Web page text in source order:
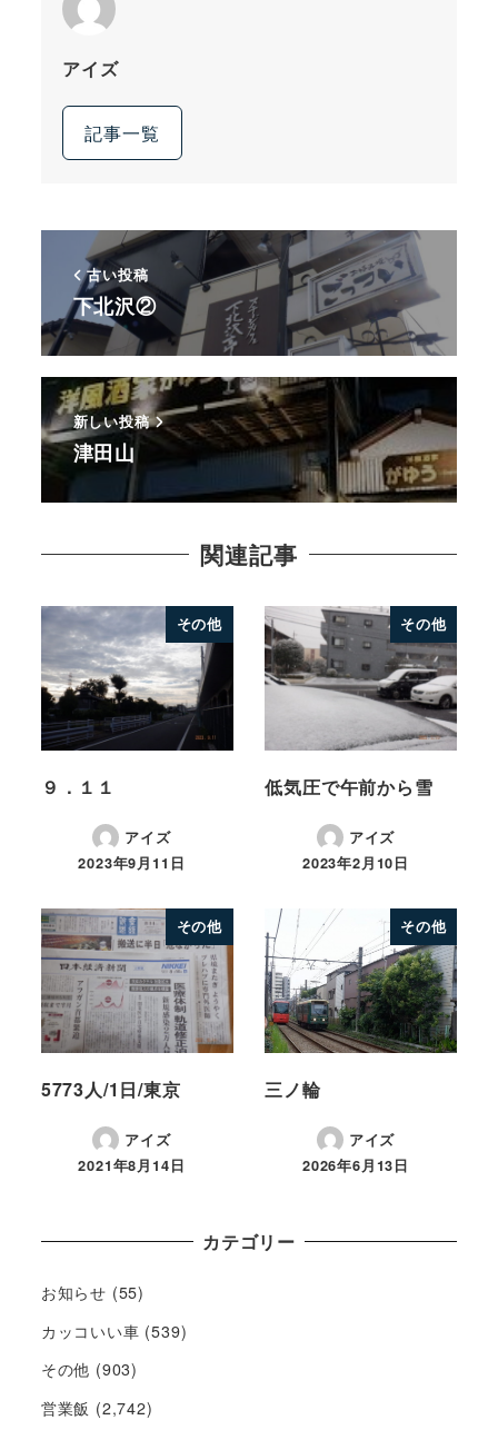
アイズ
記事一覧
古い投稿
下北沢②
新しい投稿
津田山
関連記事
その他
９．１１
アイズ
2023年9月11日
その他
低気圧で午前から雪
アイズ
2023年2月10日
その他
5773人/1日/東京
アイズ
2021年8月14日
その他
三ノ輪
アイズ
2026年6月13日
カテゴリー
お知らせ (55)
カッコいい車 (539)
その他 (903)
営業飯 (2,742)